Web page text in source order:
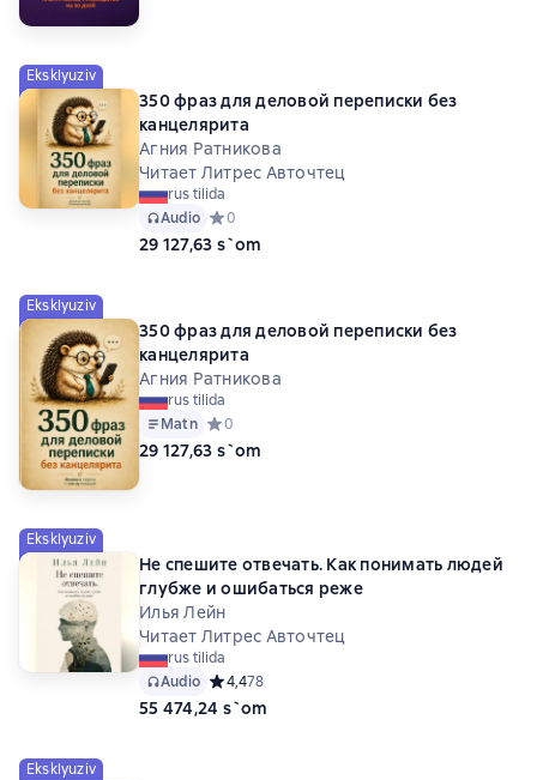
Eksklyuziv
350 фраз для деловой переписки без
канцелярита
Агния Ратникова
Читает Литрес Авточтец
rus tilida
Audio Средний рейтинг 0 на основе 0 оценок
0
29 127,63 s`om
Eksklyuziv
350 фраз для деловой переписки без
канцелярита
Агния Ратникова
rus tilida
Matn Средний рейтинг 0 на основе 0 оценок
0
29 127,63 s`om
Eksklyuziv
Не спешите отвечать. Как понимать людей
глубже и ошибаться реже
Илья Лейн
Читает Литрес Авточтец
rus tilida
Audio Средний рейтинг 4,4 на основе 78 оценок
4,478
55 474,24 s`om
Eksklyuziv